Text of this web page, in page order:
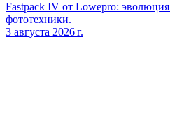
Fastpack IV от Lowepro:
фототехники.
3 августа 2026 г.